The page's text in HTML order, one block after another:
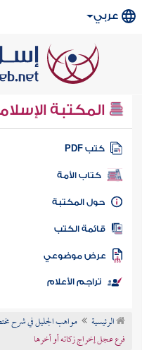
عربي
المكتبة
كتب PDF
كتاب الأمة
المكتبة
الكتب
موضوعي
تراجم الأعلام
الرئيسية مواهب الجليل في شرح
فرع عجل إخراج زكاته أو أخرها